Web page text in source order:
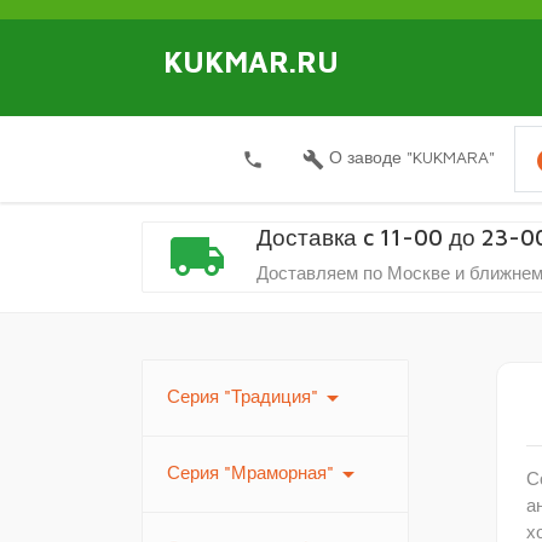
KUKMAR.RU
local_phone build О заводе "KUKMARA"
local_shipping Доставка c 11-00 до 23-
Доставляем по Москве и
Серия "Традиция" arrow_drop_down
Серия "Мраморная" arrow_drop_down